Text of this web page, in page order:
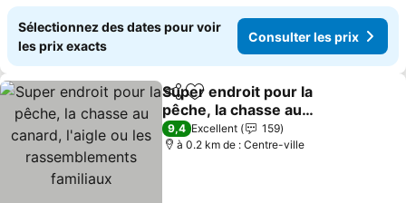
Sélectionnez des dates pour voir
les prix exacts
Consulter les prix
PartagerAjouter à mes favoris
Super endroit pour la
pêche, la chasse au
canard, l'aigle ou les
rassemblements
9,4 Excellent
159
à 0.2 km de : Centre-ville